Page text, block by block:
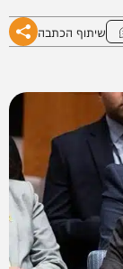
שיתוף הכתבה